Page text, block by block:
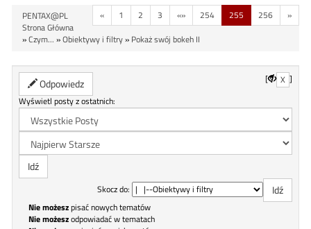
« 1 2 3 «» 254 255 256 »
PENTAX@PL
Strona Główna
»Czym... »Obiektywy i filtry» Pokaż swój bokeh II
Odpowiedz [ X ]
Wyświetl posty z ostatnich:
Skocz do:
Nie możeszpisać nowych tematów
Nie możeszodpowiadać w tematach